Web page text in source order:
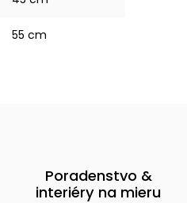
55 cm
Poradenstvo &
interiéry na mieru